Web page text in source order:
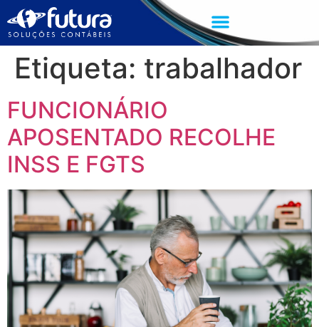
Etiqueta: trabalhador
FUNCIONÁRIO
APOSENTADO RECOLHE
INSS E FGTS